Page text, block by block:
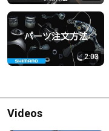
2:03
Videos